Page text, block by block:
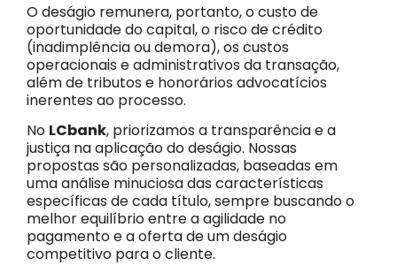
O deságio remunera, portanto, o custo de
oportunidade do capital, o risco de crédito
(inadimplência ou demora), os custos
operacionais e administrativos da transação,
além de tributos e honorários advocatícios
inerentes ao processo.
No LCbank, priorizamos a transparência e a
justiça na aplicação do deságio. Nossas
propostas são personalizadas, baseadas em
uma análise minuciosa das características
específicas de cada título, sempre buscando o
melhor equilíbrio entre a agilidade no
pagamento e a oferta de um deságio
competitivo para o cliente.